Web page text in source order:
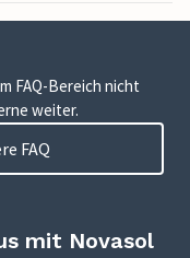
FAQ-Bereich nicht
weiter.
FAQ
mit Novasol